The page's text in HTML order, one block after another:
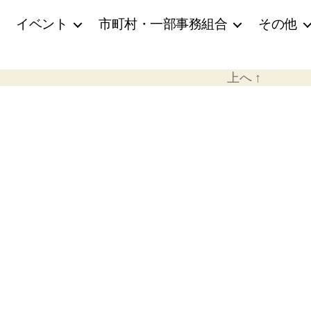
イベント 市町村・一部事務組合 その他
上へ ↑